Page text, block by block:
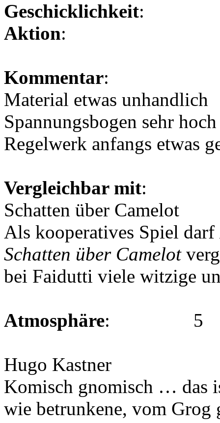
Geschicklichkeit:
Aktion:
Kommentar:
Material etwas unhandlich
Spannungsbogen sehr hoch
Regelwerk anfangs etwas
Vergleichbar mit:
Schatten über Camelot
Als kooperatives Spiel darf
Schatten über Camelot
bei Faidutti viele witzige
Atmosphäre: 5
Hugo Kastner
Komisch gnomisch … das
wie betrunkene, vom Grog